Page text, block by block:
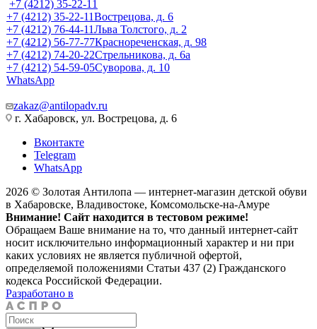
+7 (4212) 35-22-11
+7 (4212) 35-22-11Вострецова, д. 6
+7 (4212) 76-44-11Льва Толстого, д. 2
+7 (4212) 56-77-77Краснореченская, д. 98
+7 (4212) 74-20-22Стрельникова, д. 6а
+7 (4212) 54-59-05Суворова, д. 10
WhatsApp
zakaz@antilopadv.ru
г. Хабаровск, ул. Вострецова, д. 6
Вконтакте
Telegram
WhatsApp
2026 © Золотая Антилопа — интернет-магазин детской обуви
в Хабаровске, Владивостоке, Комсомольске-на-Амуре
Внимание! Сайт находится в тестовом режиме!
Обращаем Ваше внимание на то, что данный интернет-сайт
носит исключительно информационный характер и ни при
каких условиях не является публичной офертой,
определяемой положениями Статьи 437 (2) Гражданского
кодекса Российской Федерации.
Разработано в